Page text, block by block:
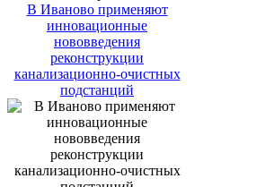
В Иваново применяют
инновационные
нововведения
реконструкции
канализационно-очистных
подстанций